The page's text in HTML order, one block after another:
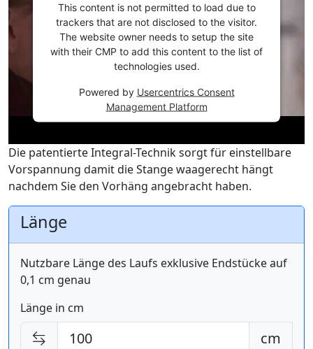
This content is not permitted to load due to
trackers that are not disclosed to the visitor.
The website owner needs to setup the site
with their CMP to add this content to the list of
technologies used.
Powered by Usercentrics Consent
Management Platform
Die patentierte Integral-Technik sorgt für einstellbare
Vorspannung damit die Stange waagerecht hängt
nachdem Sie den Vorhäng angebracht haben.
Länge
Nutzbare Länge des Laufs exklusive Endstücke auf
0,1 cm genau
Länge in cm
cm